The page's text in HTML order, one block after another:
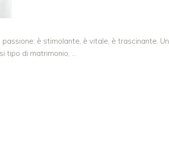
è stimolante, è vitale, è trascinante. Un
tipo di matrimonio,